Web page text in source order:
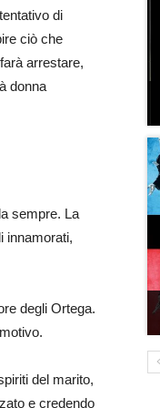
di
ciò che
arrestare,
donna
sempre. La
innamorati,
degli Ortega.
del marito,
e credendo